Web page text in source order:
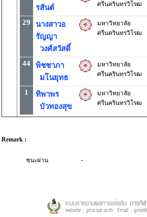
รสันต์
ศรีนครินทรวิโรฒ
29
นางสาวอ
รัญญา
วงศ์สวัสดิ์
มหาวิทยาลัย
ศรีนครินทรวิโรฒ
44
พิชชาภา
มโนยุทธ
มหาวิทยาลัย
ศรีนครินทรวิโรฒ
1
ทิพาพร
บัวทองสุข
มหาวิทยาลัย
ศรีนครินทรวิโรฒ
Remark :
ชนะผ่าน -